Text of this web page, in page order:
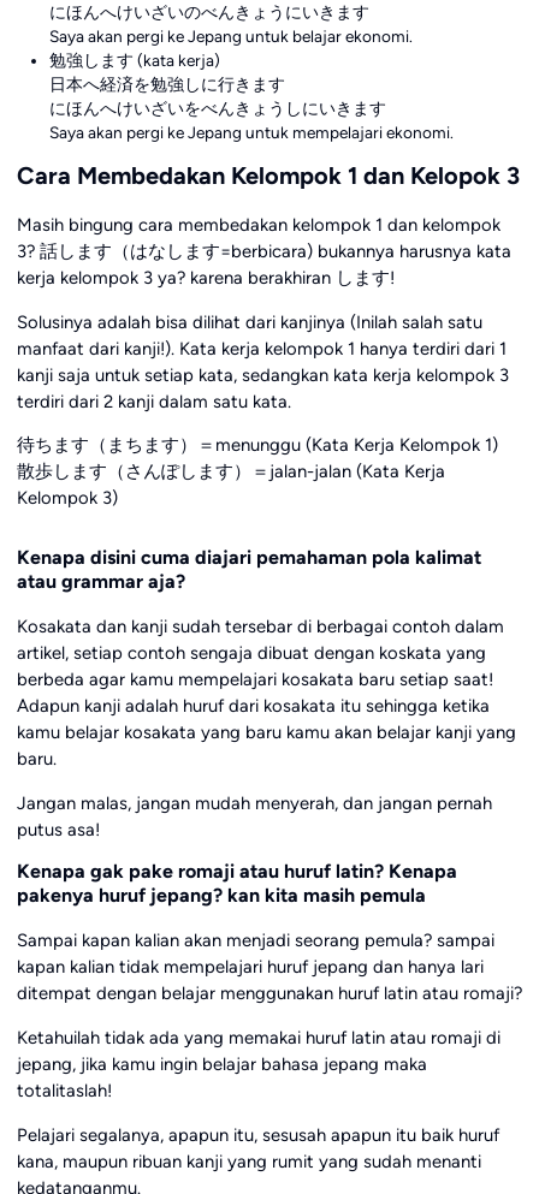
にほんへけいざいのべんきょうにいきます
Saya akan pergi ke Jepang untuk belajar ekonomi.
勉強します (kata kerja)
日本へ経済を勉強しに行きます
にほんへけいざいをべんきょうしにいきます
Saya akan pergi ke Jepang untuk mempelajari ekonomi.
Cara Membedakan Kelompok 1 dan Kelopok 3
Masih bingung cara membedakan kelompok 1 dan kelompok
3? 話します（はなします=berbicara) bukannya harusnya kata
kerja kelompok 3 ya? karena berakhiran します!
Solusinya adalah bisa dilihat dari kanjinya (Inilah salah satu
manfaat dari kanji!). Kata kerja kelompok 1 hanya terdiri dari 1
kanji saja untuk setiap kata, sedangkan kata kerja kelompok 3
terdiri dari 2 kanji dalam satu kata.
待ちます（まちます）＝menunggu (Kata Kerja Kelompok 1)
散歩します（さんぽします）＝jalan-jalan (Kata Kerja
Kelompok 3)
Kenapa disini cuma diajari pemahaman pola kalimat
atau grammar aja?
Kosakata dan kanji sudah tersebar di berbagai contoh dalam
artikel, setiap contoh sengaja dibuat dengan koskata yang
berbeda agar kamu mempelajari kosakata baru setiap saat!
Adapun kanji adalah huruf dari kosakata itu sehingga ketika
kamu belajar kosakata yang baru kamu akan belajar kanji yang
baru.
Jangan malas, jangan mudah menyerah, dan jangan pernah
putus asa!
Kenapa gak pake romaji atau huruf latin? Kenapa
pakenya huruf jepang? kan kita masih pemula
Sampai kapan kalian akan menjadi seorang pemula? sampai
kapan kalian tidak mempelajari huruf jepang dan hanya lari
ditempat dengan belajar menggunakan huruf latin atau romaji?
Ketahuilah tidak ada yang memakai huruf latin atau romaji di
jepang, jika kamu ingin belajar bahasa jepang maka
totalitaslah!
Pelajari segalanya, apapun itu, sesusah apapun itu baik huruf
kana, maupun ribuan kanji yang rumit yang sudah menanti
kedatanganmu.